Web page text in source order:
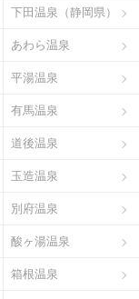
下田温泉（静岡県）
あわら温泉
平湯温泉
有馬温泉
道後温泉
玉造温泉
別府温泉
酸ヶ湯温泉
箱根温泉